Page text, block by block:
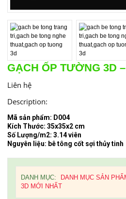
GẠCH ỐP TƯỜNG 3D
Liên hệ
Description:
Mã sản phẩm: D004
Kích Thước: 35x35x2 cm
Số Lượng/m2: 3.14 viên
Nguyên liệu: bê tông cốt sợi thủy tinh
DANH MỤC: DANH MỤC SẢN
3D MỚI NHẤT